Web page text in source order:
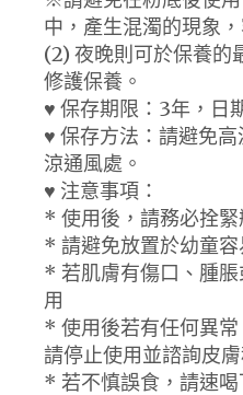
中，產生混濁的現象
(2) 夜晚則可於保養的
修護保養。
♥ 保存期限：3年，日
♥ 保存方法：請避免
涼通風處。
♥ 注意事項：
* 使用後，請務必拴緊
* 請避免放置於幼童容
* 若肌膚有傷口、腫
用
* 使用後若有任何異常
請停止使用並諮詢皮
* 若不慎誤食，請速喝